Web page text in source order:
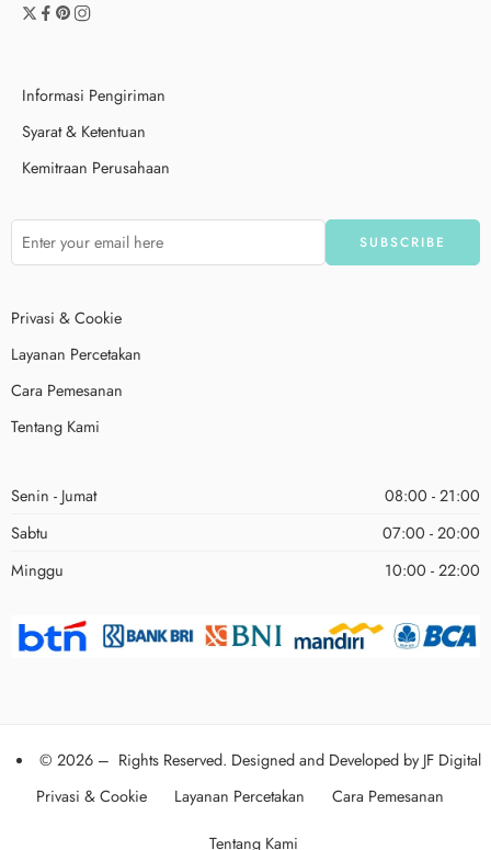
Informasi Pengiriman
Syarat & Ketentuan
Kemitraan Perusahaan
Privasi & Cookie
Layanan Percetakan
Cara Pemesanan
Tentang Kami
Senin - Jumat
08:00 - 21:00
Sabtu
07:00 - 20:00
Minggu
10:00 - 22:00
© 2026 – Rights Reserved. Designed and Developed byJF Digital
Privasi & Cookie
Layanan Percetakan Cara Pemesanan
Tentang Kami